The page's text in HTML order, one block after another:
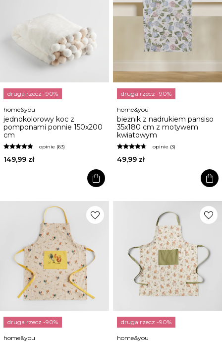
druga rzecz -90%
home&you
jednokolorowy koc z
pomponami ponnie 150x200
cm
opinie (63)
149,99 zł
shopping_bag
druga rzecz -90%
home&you
bieżnik z nadrukiem pansiso
35x180 cm z motywem
kwiatowym
opinie (3)
49,99 zł
shopping_bag
favorite
druga rzecz -90%
home&you
favorite
druga rzecz -90%
home&you